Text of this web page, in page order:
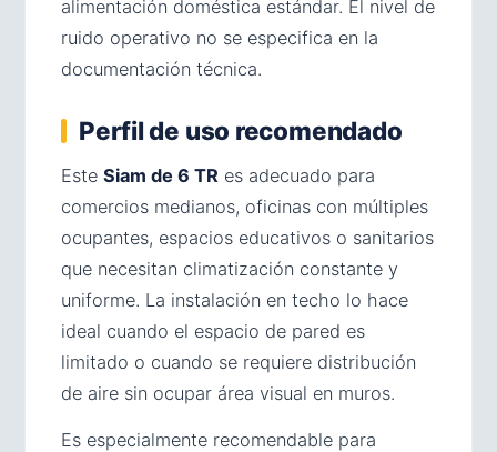
alimentación doméstica estándar. El nivel de
ruido operativo no se especifica en la
documentación técnica.
Perfil de uso recomendado
Este Siam de 6 TR es adecuado para
comercios medianos, oficinas con múltiples
ocupantes, espacios educativos o sanitarios
que necesitan climatización constante y
uniforme. La instalación en techo lo hace
ideal cuando el espacio de pared es
limitado o cuando se requiere distribución
de aire sin ocupar área visual en muros.
Es especialmente recomendable para